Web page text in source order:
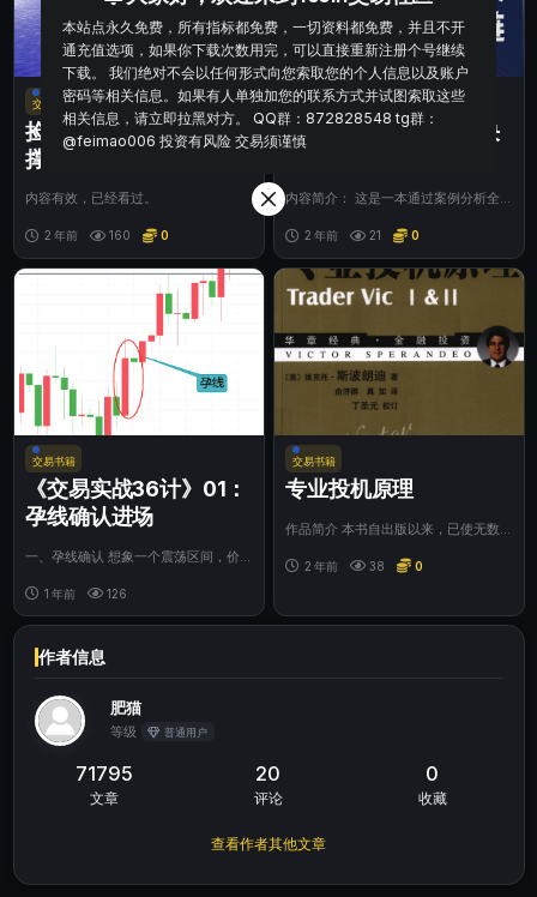
交易书籍
捡钱之法 四：驴打滚支
撑和阻力
内容有效，已经看过。
2 年前 160 0
交易书籍
产业区块链：行业解决
内容简介： 这是一本通过案例分析全
融、能源、医...
2 年前 21 0
交易书籍
《交易实战36计》01：
孕线确认进场
一、孕线确认 想象一个震荡区间，价
然价格开始突...
1 年前 126
交易书籍
专业投机原理
作品简介 本书自出版以来，已使无数
还是投机者、...
2 年前 38 0
作者信息
肥猫
等级 普通用户
71795
文章
20
评论
0
收藏
查看作者其他文章
本站点永久免费，所有指标都免费，一切资料都免费，并且不开
通充值选项，如果你下载次数用完，可以直接重新注册个号继续
下载。 我们绝对不会以任何形式向您索取您的个人信息以及账户
密码等相关信息。如果有人单独加您的联系方式并试图索取这些
相关信息，请立即拉黑对方。 QQ群：872828548 tg群：
@feimao006 投资有风险 交易须谨慎